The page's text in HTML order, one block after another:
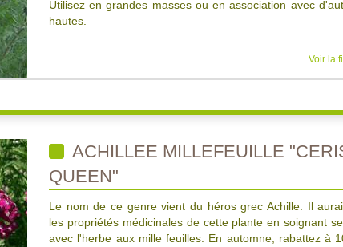
Utilisez en grandes masses ou en association avec
hautes.
Voir la
ACHILLEE MILLEFEUILLE
QUEEN"
Le nom de ce genre vient du héros grec Achille. Il
les propriétés médicinales de cette plante en soignant
avec l'herbe aux mille feuilles. En automne, rabattez à